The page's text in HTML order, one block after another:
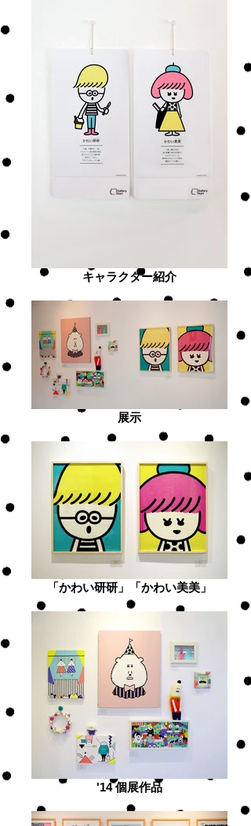
キャラクター紹介
展示
「かわい研研」「かわい美美」
'14 個展作品